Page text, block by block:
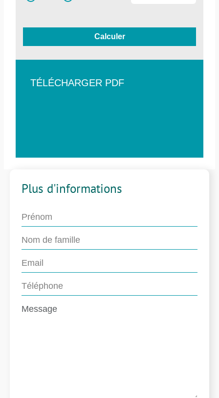
Calculer
TÉLÉCHARGER PDF
Plus d'informations